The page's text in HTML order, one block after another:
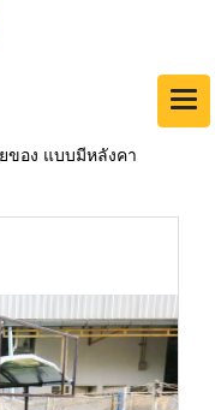
ของ แบบมีหลังคา